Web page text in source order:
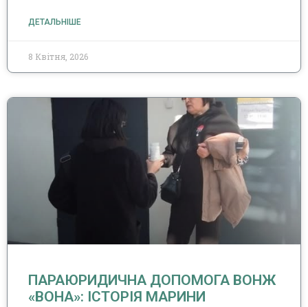
ДЕТАЛЬНІШЕ
8 Квітня, 2026
ПАРАЮРИДИЧНА ДОПОМОГА ВОНЖ
«ВОНА»: ІСТОРІЯ МАРИНИ